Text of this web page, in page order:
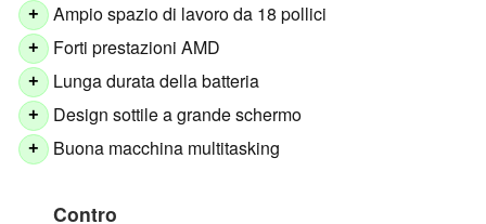
+ Ampio spazio di lavoro da 18 pollici
+ Forti prestazioni AMD
+ Lunga durata della batteria
+ Design sottile a grande schermo
+ Buona macchina multitasking
Contro